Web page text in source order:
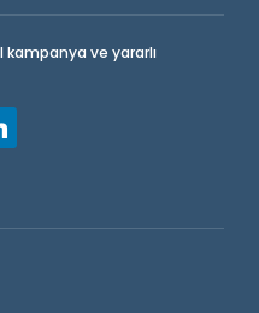
kampanya ve yararlı